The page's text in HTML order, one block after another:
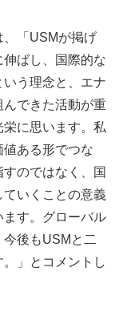
、「USMが掲げ
ばし、国際的な
う理念と、エナ
んできた活動が重
に思います。私
ある形でつな
のではなく、国
いくことの意義
す。グローバル
後もUSMと二
」とコメントし